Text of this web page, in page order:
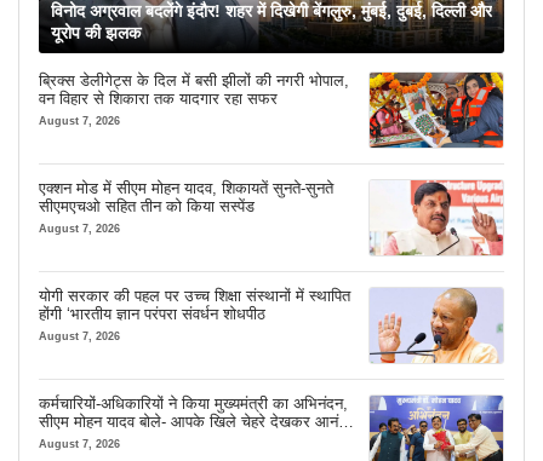
विनोद अग्रवाल बदलेंगे इंदौर! शहर में दिखेगी बेंगलुरु, मुंबई, दुबई, दिल्ली और
यूरोप की झलक
ब्रिक्स डेलीगेट्स के दिल में बसी झीलों की नगरी भोपाल,
वन विहार से शिकारा तक यादगार रहा सफर
August 7, 2026
एक्शन मोड में सीएम मोहन यादव, शिकायतें सुनते-सुनते
सीएमएचओ सहित तीन को किया सस्पेंड
August 7, 2026
योगी सरकार की पहल पर उच्च शिक्षा संस्थानों में स्थापित
होंगी ‘भारतीय ज्ञान परंपरा संवर्धन शोधपीठ
August 7, 2026
कर्मचारियों-अधिकारियों ने किया मुख्यमंत्री का अभिनंदन,
सीएम मोहन यादव बोले- आपके खिले चेहरे देखकर आनंद
आता है
August 7, 2026